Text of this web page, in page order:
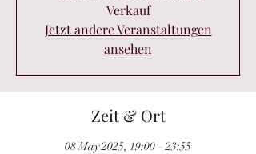
Verkauf
Jetzt andere Veranstaltungen
ansehen
Zeit & Ort
08 May 2025, 19:00 – 23:55